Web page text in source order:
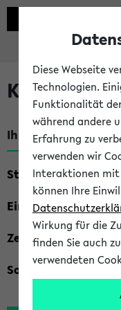
Ihre Suchkriterien:
Studienfach
Einrichtung
Zeiten
Sonstiges
Diese Webseite
Technologien.
Funktionalität
während andere
Erfahrung zu
verwenden wir
Interaktionen mit
können Ihre
Wirkung für die
finden Sie auch
verwendeten